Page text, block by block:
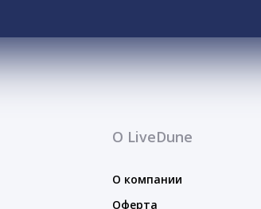
О LiveDune
О компании
Оферта